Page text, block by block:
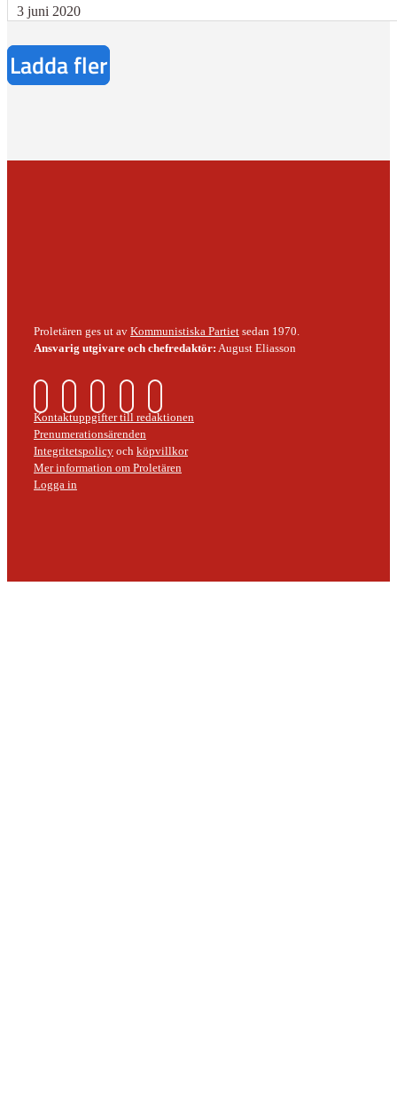
3 juni 2020
Ladda fler
Proletären ges ut av Kommunistiska Partiet sedan 1970.
Ansvarig utgivare och chefredaktör: August Eliasson
Kontaktuppgifter till redaktionen
Prenumerationsärenden
Integritetspolicy och köpvillkor
Mer information om Proletären
Logga in